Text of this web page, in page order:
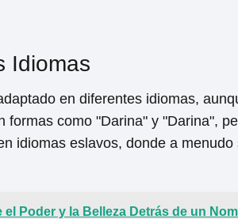
Idiomas
en diferentes idiomas,
como "Darina" y "Darina",
idiomas eslavos, donde a menudo
Poder y la Belleza Detrás de un